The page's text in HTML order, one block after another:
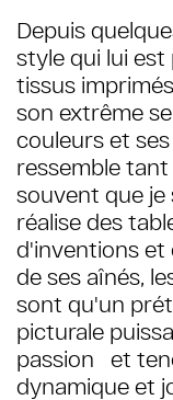
Depuis
style qui lui est
tissus
son extrême
couleurs et
ressemble
souvent que je
réalise des
d'inventions et
de ses aînés,
sont qu'un
picturale
passion et
dynamique et